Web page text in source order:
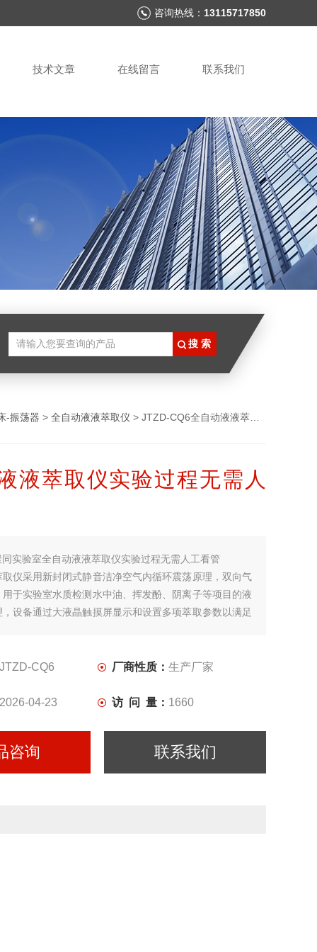
咨询热线： 13115717850
技术文章 在线留言 联系我们
-振荡器 > 全自动液液萃取仪 > JTZD-CQ6全自动液液萃取仪实验过程无需人工看管
液萃取仪实验过程无需人
同实验室全自动液液萃取仪实验过程无需人工看管
仪采用新封闭式静音洁净空气内循环震荡原理，双向气
于实验室水质检测水中油、挥发酚、阴离子等项目的液
设备通过大液晶触摸屏显示和设置多项萃取参数以满足
JTZD-CQ6 厂商性质： 生产厂家
2026-04-23 访 问 量： 1660
咨询 联系我们